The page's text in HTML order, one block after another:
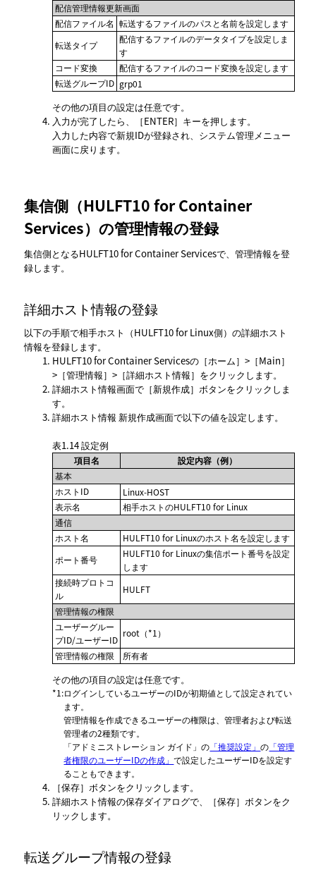
配信管理情報更新画面
配信ファイル名 転送するファイルのパスと名前を設定します
転送タイプ
配信するファイルのデータタイプを設定しま
す
コード変換
配信するファイルのコード変換を設定します
転送グループID grp01
その他の項目の設定は任意です。
入力が完了したら、
ENTER
キーを押します。
入力した内容で新規IDが登録され、システム管理メニュー
画面に戻ります。
集信側（HULFT10 for Container
Services）の管理情報の登録
集信側となるHULFT10 for Container Servicesで、管理情報を登
録します。
詳細ホスト情報の登録
以下の手順で相手ホスト（HULFT10 for Linux側）の詳細ホスト
情報を登録します。
HULFT10 for Container Servicesの
ホーム >
Main
>
管理情報 > 詳細ホスト情報
をクリックします。
詳細ホスト情報画面で 新規作成
ボタンをクリックしま
す。
詳細ホスト情報 新規作成画面で以下の値を設定します。
表1.14設定例
項目名
設定内容（例）
基本
ホストID
Linux-HOST
表示名
相手ホストのHULFT10 for Linux
通信
ホスト名
HULFT10 for Linuxのホスト名を設定します
ポート番号
HULFT10 for Linuxの集信ポート番号を設定
します
接続時プロトコ
ル
HULFT
管理情報の権限
ユーザーグルー
プID/ユーザーID
root（*1）
管理情報の権限
所有者
その他の項目の設定は任意です。
*1:ログインしているユーザーのIDが初期値として設定されてい
ます。
管理情報を作成できるユーザーの権限は、管理者および転送
管理者の2種類です。
「アドミニストレーション ガイド」の 「推奨設定」の 「管理
者権限のユーザーIDの作成」で設定したユーザーIDを設定す
ることもできます。
保存
ボタンをクリックします。
詳細ホスト情報の保存ダイアログで、
保存
ボタンをク
リックします。
転送グループ情報の登録